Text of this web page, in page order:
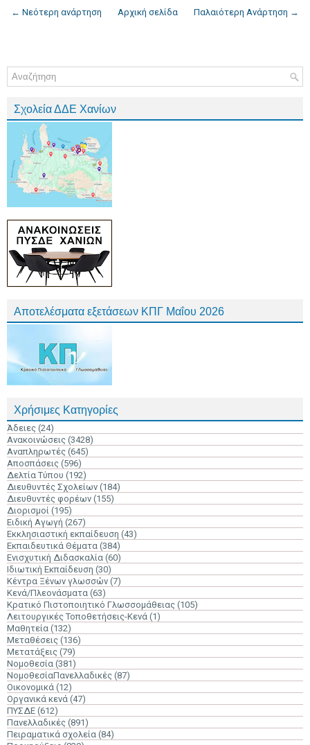
← Νεότερη ανάρτηση Παλαιότερη Ανάρτηση →
Αρχική σελίδα
Σχολεία ΔΔΕ Χανίων
Αποτελέσματα εξετάσεων ΚΠΓ Μαΐου 2026
Χρήσιμες Κατηγορίες
Άδειες (24)
Ανακοινώσεις (3428)
Αναπληρωτές (645)
Αποσπάσεις (596)
Δελτία Τύπου (192)
Διευθυντές Σχολείων (184)
Διευθυντές φορέων (155)
Διορισμοί (195)
Ειδική Αγωγή (267)
Εκκλησιαστική εκπαίδευση (43)
Εκπαιδευτικά Θέματα (384)
Ενισχυτική Διδασκαλία (60)
Ιδιωτική Εκπαίδευση (30)
Κέντρα Ξένων γλωσσών (7)
Κενά/Πλεονάσματα (63)
Κρατικό Πιστοποιητικό Γλωσσομάθειας (105)
Λειτουργικές Τοποθετήσεις-Κενά (1)
Μαθητεία (132)
Μεταθέσεις (136)
Μετατάξεις (79)
Νομοθεσία (381)
ΝομοθεσίαΠανελλαδικές (87)
Οικονομικά (12)
Οργανικά κενά (47)
ΠΥΣΔΕ (612)
Πανελλαδικές (891)
Πειραματικά σχολεία (84)